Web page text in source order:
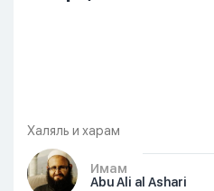
Халяль и харам
Имам
Abu Ali al Ashari